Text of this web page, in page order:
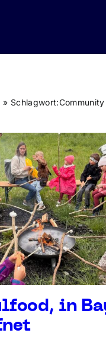
Schlagwort:Community
in